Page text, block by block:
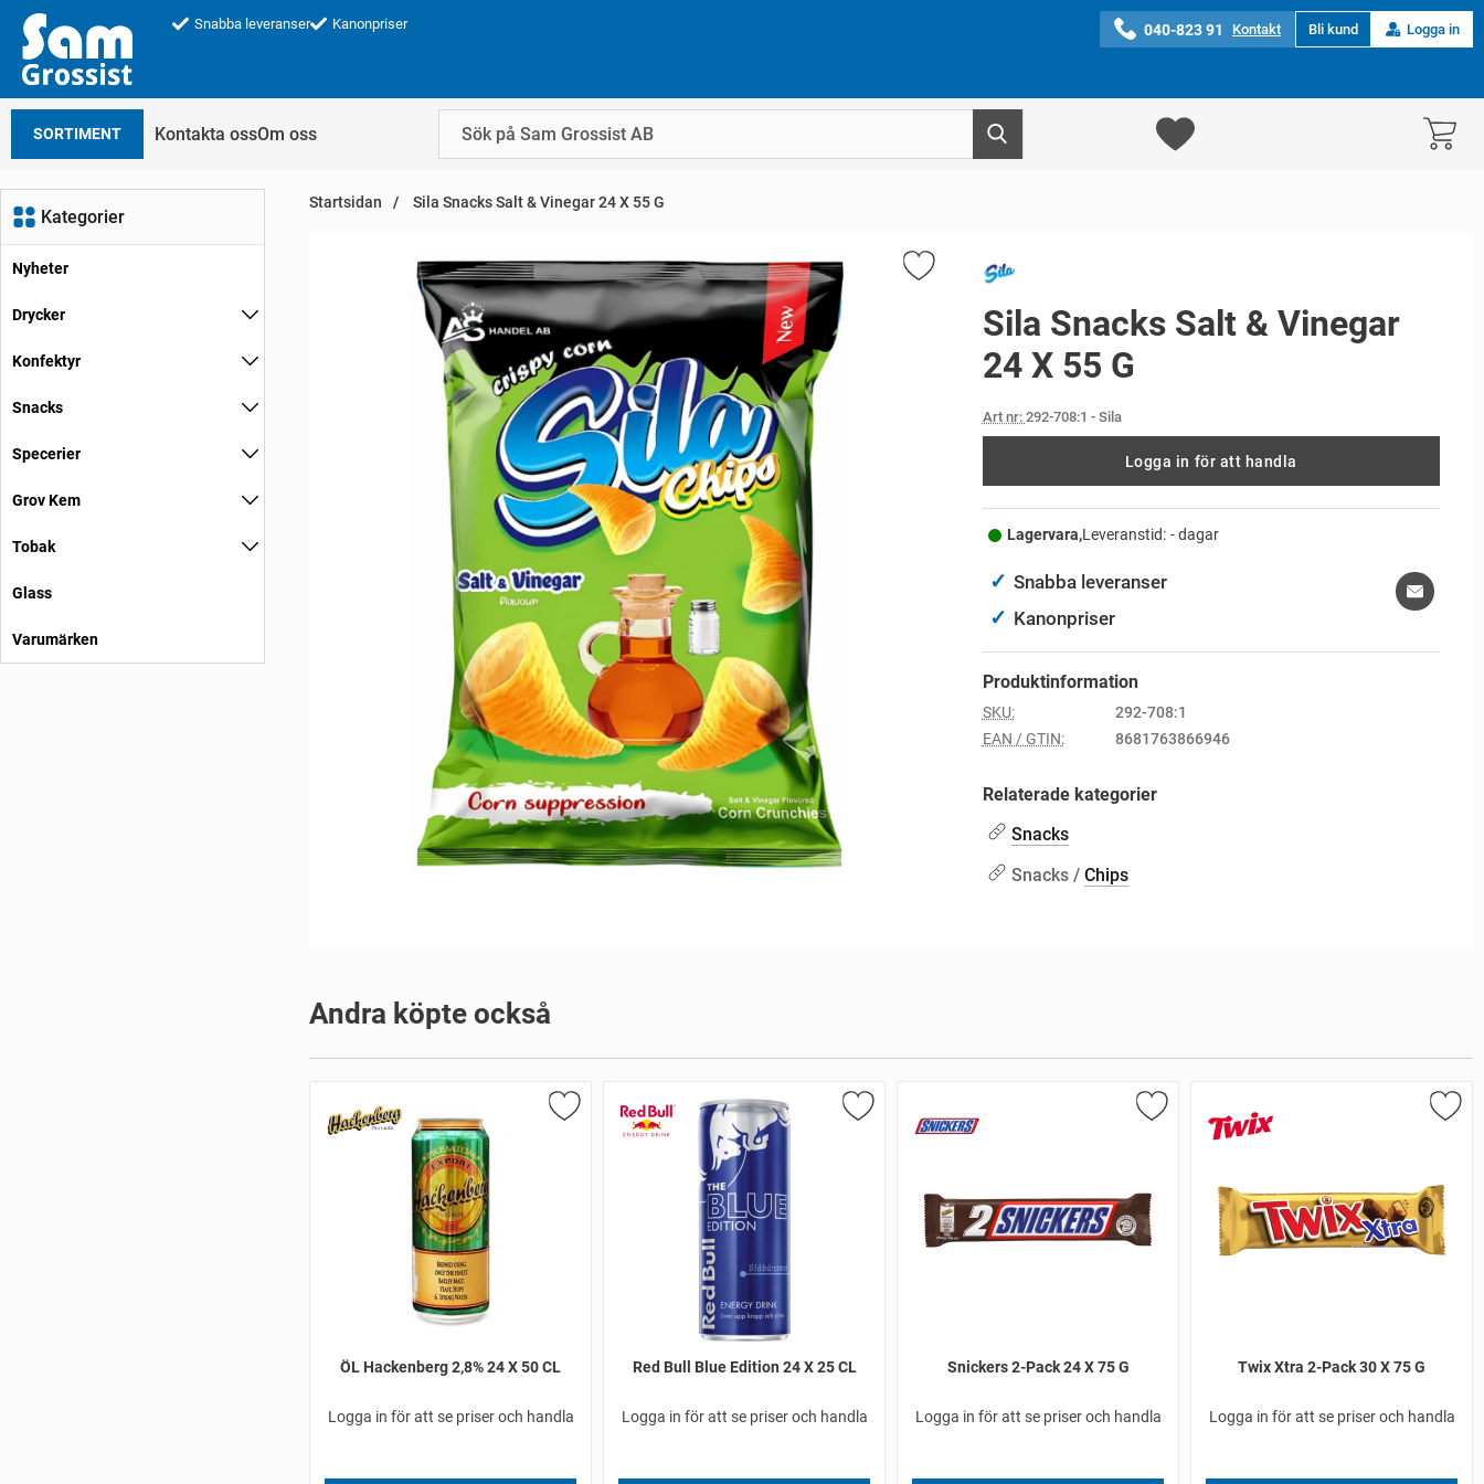
Snabba leveranser Kanonpriser 040-823 91 Kontakt Bli kund Logga in
SORTIMENT Kontakta ossOm oss
Kategorier
Nyheter
Drycker
Konfektyr
Snacks
Specerier
Grov Kem
Tobak
Glass
Varumärken
Startsidan Sila Snacks Salt & Vinegar 24 X 55 G
Sila Snacks Salt & Vinegar
24 X 55 G
Art nr: 292-708:1 - Sila
Logga in för att handla
Lagervara,Leveranstid: - dagar
✓ Snabba leveranser
✓ Kanonpriser
Produktinformation
SKU:
292-708:1
EAN / GTIN:
8681763866946
Relaterade kategorier
Snacks
Snacks / Chips
Andra köpte också
ÖL Hackenberg 2,8% 24 X 50 CL
Logga in för att se priser och handla
Red Bull Blue Edition 24 X 25 CL
Logga in för att se priser och handla
Snickers 2-Pack 24 X 75 G
Logga in för att se priser och handla
Twix Xtra 2-Pack 30 X 75 G
Logga in för att se priser och handla